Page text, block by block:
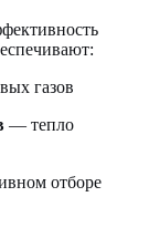
газов
— тепло
отборе